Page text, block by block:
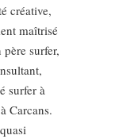
créative,
maîtrisé
surfer,
surfer à
Carcans.